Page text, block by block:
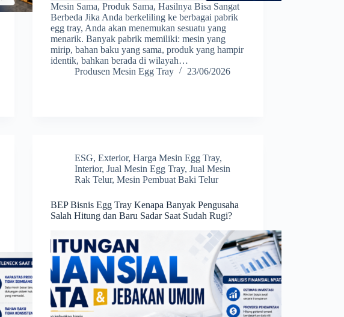
Mesin Sama, Produk Sama, Hasilnya Bisa Sangat
Berbeda Jika Anda berkeliling ke berbagai pabrik
egg tray, Anda akan menemukan sesuatu yang
menarik. Banyak pabrik memiliki: mesin yang
mirip, bahan baku yang sama, produk yang hampir
identik, bahkan berada di wilayah…
Produsen Mesin Egg Tray
23/06/2026
ESG,Exterior,Harga Mesin Egg Tray,
Interior,Jual Mesin Egg Tray,Jual Mesin
Rak Telur,Mesin Pembuat Baki Telur
BEP Bisnis Egg Tray Kenapa Banyak Pengusaha
Salah Hitung dan Baru Sadar Saat Sudah Rugi?